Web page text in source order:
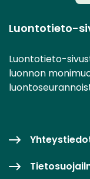
Luontotieto-
Luontotieto-
luonnon